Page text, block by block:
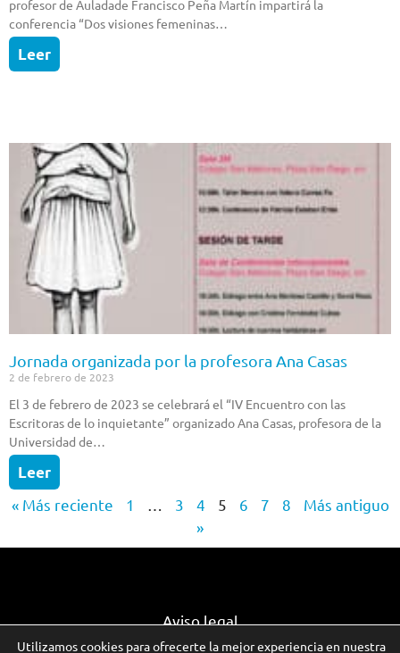
profesor de Auladade Francisco Peña Martín impartirá la
conferencia “Dos visiones femeninas…
Leer
Jornada organizada por la profesora Ana Casas
2 de febrero de 2023
El 3 de febrero de 2023 se celebrará el “IV Encuentro con las
Escritoras de lo inquietante” organizado Ana Casas, profesora de la
Universidad de…
Leer
« Más reciente
1 … 3 4 5 6 7 8
Más antiguo
»
Aviso legal
Utilizamos cookies para ofrecerte la mejor experiencia en nuestra